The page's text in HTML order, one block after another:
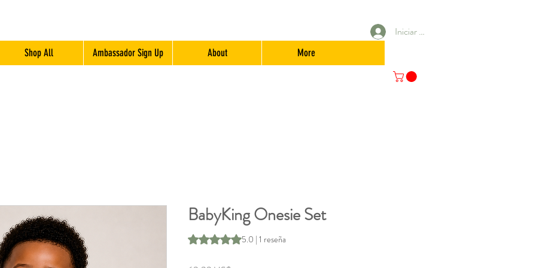
Iniciar sesión
Shop All Ambassador Sign Up About More
BabyKing Onesie Set
Según 1 reseña, la calificación es de 5.0 de 5 estrellas
5.0 | 1 reseña